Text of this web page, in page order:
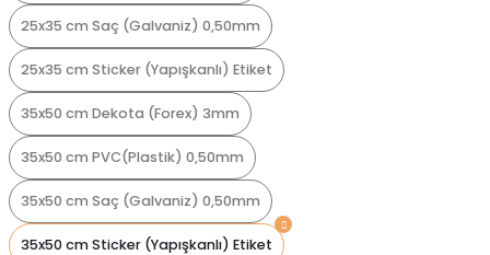
25x35 cm Saç (Galvaniz) 0,50mm
25x35 cm Sticker (Yapışkanlı) Etiket
35x50 cm Dekota (Forex) 3mm
35x50 cm PVC(Plastik) 0,50mm
35x50 cm Saç (Galvaniz) 0,50mm
35x50 cm Sticker (Yapışkanlı) Etiket